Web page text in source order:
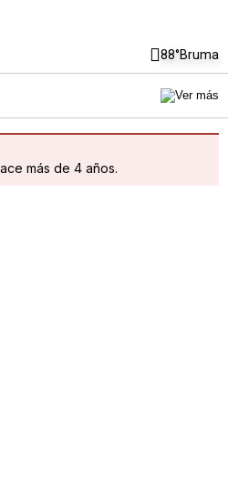
88°Bruma
más de 4 años.